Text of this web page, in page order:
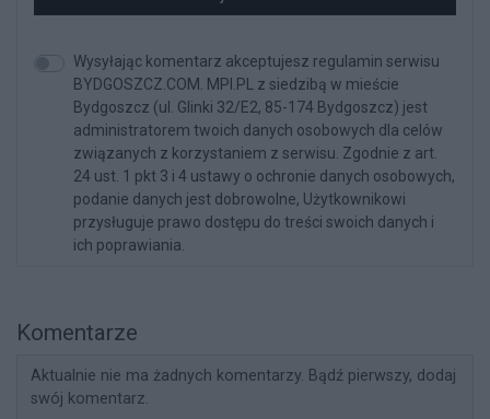
Wysyłając komentarz akceptujesz regulamin serwisu
BYDGOSZCZ.COM. MPI.PL z siedzibą w mieście
Bydgoszcz (ul. Glinki 32/E2, 85-174 Bydgoszcz) jest
administratorem twoich danych osobowych dla celów
związanych z korzystaniem z serwisu. Zgodnie z art.
24 ust. 1 pkt 3 i 4 ustawy o ochronie danych osobowych,
podanie danych jest dobrowolne, Użytkownikowi
przysługuje prawo dostępu do treści swoich danych i
ich poprawiania.
Komentarze
Aktualnie nie ma żadnych komentarzy. Bądź pierwszy, dodaj
swój komentarz.